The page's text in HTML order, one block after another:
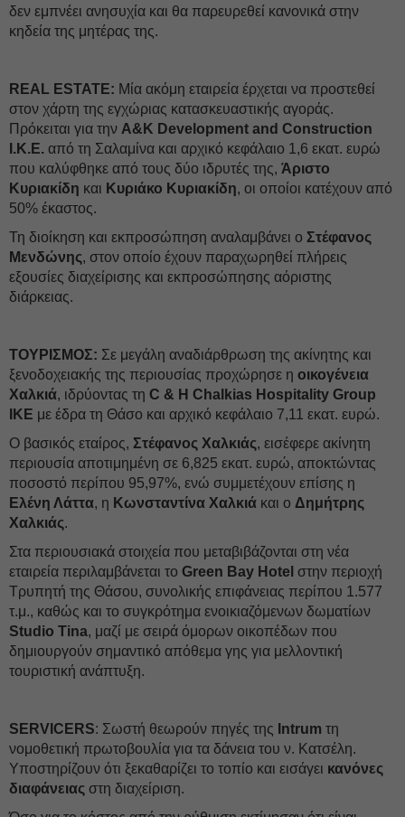
δεν εμπνέει ανησυχία και θα παρευρεθεί κανονικά στην
κηδεία της μητέρας της.
REAL ESTATE: Μία ακόμη εταιρεία έρχεται να προστεθεί
στον χάρτη της εγχώριας κατασκευαστικής αγοράς.
Πρόκειται για την A&K Development and Construction
Ι.Κ.Ε. από τη Σαλαμίνα και αρχικό κεφάλαιο 1,6 εκατ. ευρώ
που καλύφθηκε από τους δύο ιδρυτές της, Άριστο
Κυριακίδη και Κυριάκο Κυριακίδη, οι οποίοι κατέχουν από
50% έκαστος.
Τη διοίκηση και εκπροσώπηση αναλαμβάνει ο Στέφανος
Μενδώνης, στον οποίο έχουν παραχωρηθεί πλήρεις
εξουσίες διαχείρισης και εκπροσώπησης αόριστης
διάρκειας.
ΤΟΥΡΙΣΜΟΣ: Σε μεγάλη αναδιάρθρωση της ακίνητης και
ξενοδοχειακής της περιουσίας προχώρησε η οικογένεια
Χαλκιά, ιδρύοντας τη C & H Chalkias Hospitality Group
ΙΚΕ με έδρα τη Θάσο και αρχικό κεφάλαιο 7,11 εκατ. ευρώ.
Ο βασικός εταίρος, Στέφανος Χαλκιάς, εισέφερε ακίνητη
περιουσία αποτιμημένη σε 6,825 εκατ. ευρώ, αποκτώντας
ποσοστό περίπου 95,97%, ενώ συμμετέχουν επίσης η
Ελένη Λάττα, η Κωνσταντίνα Χαλκιά και ο Δημήτρης
Χαλκιάς.
Στα περιουσιακά στοιχεία που μεταβιβάζονται στη νέα
εταιρεία περιλαμβάνεται το Green Bay Hotel στην περιοχή
Τρυπητή της Θάσου, συνολικής επιφάνειας περίπου 1.577
τ.μ., καθώς και το συγκρότημα ενοικιαζόμενων δωματίων
Studio Tina, μαζί με σειρά όμορων οικοπέδων που
δημιουργούν σημαντικό απόθεμα γης για μελλοντική
τουριστική ανάπτυξη.
SERVICERS: Σωστή θεωρούν πηγές της Intrum τη
νομοθετική πρωτοβουλία για τα δάνεια του ν. Κατσέλη.
Υποστηρίζουν ότι ξεκαθαρίζει το τοπίο και εισάγει κανόνες
διαφάνειας στη διαχείριση.